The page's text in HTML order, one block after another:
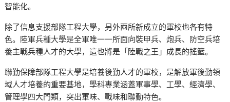
智能化。
除了信息支援部隊工程大學，另外兩所新成立的軍校也各有特
色。陸軍兵種大學是全軍唯一一所面向裝甲兵、炮兵、防空兵培
養主戰兵種人才的大學，這也將是「陸戰之王」成長的搖籃。
聯勤保障部隊工程大學是培養後勤人才的軍校，是解放軍後勤領
域人才培養的重要基地，學科專業涵蓋軍事學、工學、經濟學、
管理學四大門類，突出軍味、戰味和聯勤特色。